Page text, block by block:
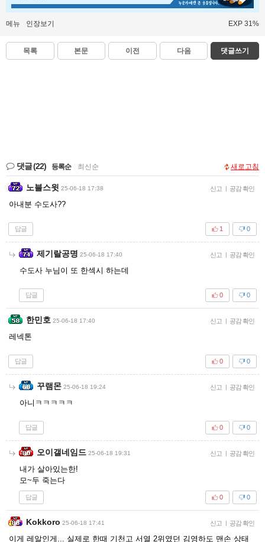
메뉴 인장보기 EXP 31%
목록 본문 이전 다음 댓글쓰기
댓글(22) 등록순 최신순 새로고침
노블스윗 25-06-18 17:38 신고 | 공감 확인
아내분 수도사??
답글 0
1
제기랄공명 25-06-18 17:40 신고 | 공감 확인
수도사 누님이 또 한섹시 하는데
답글 0
0
한민호 25-06-18 17:40 신고 | 공감 확인
레넥톤
답글 0
0
꾸램몬 25-06-18 19:24 신고 | 공감 확인
아니ㅋㅋㅋㅋㅋ
답글 0
0
오이갤네임드 25-06-18 19:31 신고 | 공감 확인
내가 살아있는한!
모~두 죽는다
답글 0
0
Kokkoro 25-06-18 17:41 신고 | 공감 확인
이게 레알인게... 실제로 한때 기천고 서열 2위였던 김영하도 맨손 상태